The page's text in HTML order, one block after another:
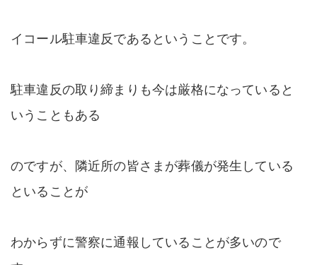
イコール駐車違反であるということです。
駐車違反の取り締まりも今は厳格になっていると
いうこともある
のですが、隣近所の皆さまが葬儀が発生している
といることが
わからずに警察に通報していることが多いので